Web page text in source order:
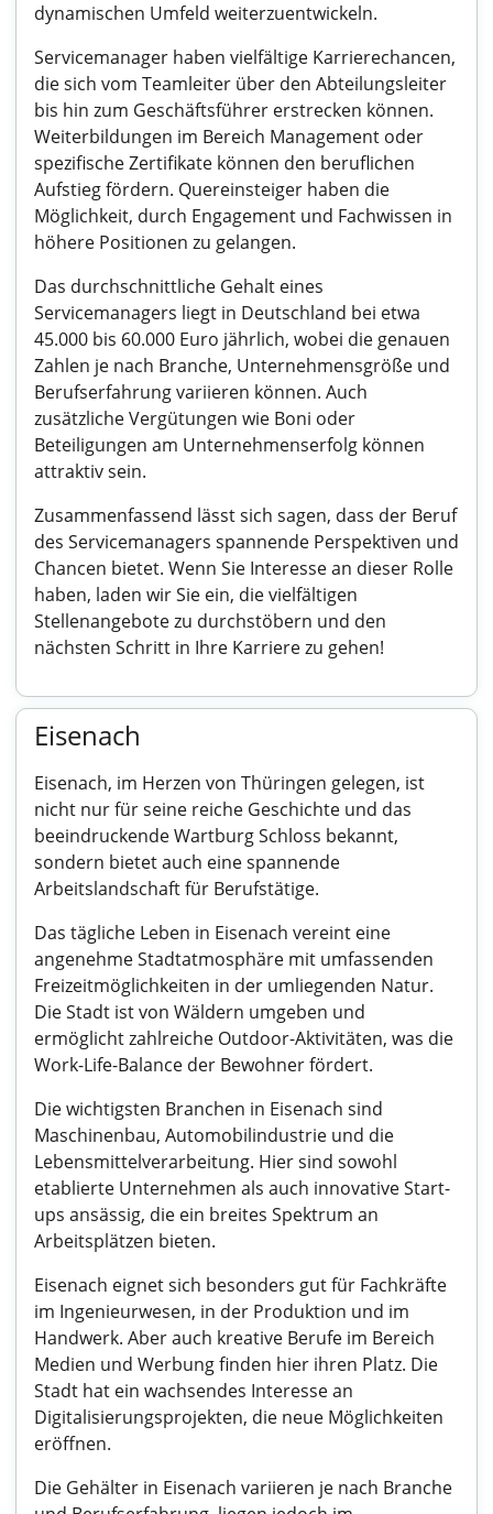
dynamischen Umfeld weiterzuentwickeln.
Servicemanager haben vielfältige Karrierechancen,
die sich vom Teamleiter über den Abteilungsleiter
bis hin zum Geschäftsführer erstrecken können.
Weiterbildungen im Bereich Management oder
spezifische Zertifikate können den beruflichen
Aufstieg fördern. Quereinsteiger haben die
Möglichkeit, durch Engagement und Fachwissen in
höhere Positionen zu gelangen.
Das durchschnittliche Gehalt eines
Servicemanagers liegt in Deutschland bei etwa
45.000 bis 60.000 Euro jährlich, wobei die genauen
Zahlen je nach Branche, Unternehmensgröße und
Berufserfahrung variieren können. Auch
zusätzliche Vergütungen wie Boni oder
Beteiligungen am Unternehmenserfolg können
attraktiv sein.
Zusammenfassend lässt sich sagen, dass der Beruf
des Servicemanagers spannende Perspektiven und
Chancen bietet. Wenn Sie Interesse an dieser Rolle
haben, laden wir Sie ein, die vielfältigen
Stellenangebote zu durchstöbern und den
nächsten Schritt in Ihre Karriere zu gehen!
Eisenach
Eisenach, im Herzen von Thüringen gelegen, ist
nicht nur für seine reiche Geschichte und das
beeindruckende Wartburg Schloss bekannt,
sondern bietet auch eine spannende
Arbeitslandschaft für Berufstätige.
Das tägliche Leben in Eisenach vereint eine
angenehme Stadtatmosphäre mit umfassenden
Freizeitmöglichkeiten in der umliegenden Natur.
Die Stadt ist von Wäldern umgeben und
ermöglicht zahlreiche Outdoor-Aktivitäten, was die
Work-Life-Balance der Bewohner fördert.
Die wichtigsten Branchen in Eisenach sind
Maschinenbau, Automobilindustrie und die
Lebensmittelverarbeitung. Hier sind sowohl
etablierte Unternehmen als auch innovative Start-
ups ansässig, die ein breites Spektrum an
Arbeitsplätzen bieten.
Eisenach eignet sich besonders gut für Fachkräfte
im Ingenieurwesen, in der Produktion und im
Handwerk. Aber auch kreative Berufe im Bereich
Medien und Werbung finden hier ihren Platz. Die
Stadt hat ein wachsendes Interesse an
Digitalisierungsprojekten, die neue Möglichkeiten
eröffnen.
Die Gehälter in Eisenach variieren je nach Branche